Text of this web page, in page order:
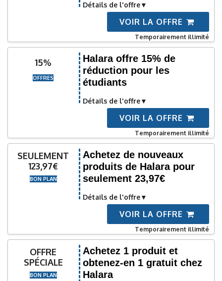
Détails de l'offre
VOIR LA OFFRE
Temporairement illimité
15%
OFFRES
Halara offre 15% de
réduction pour les
étudiants
Détails de l'offre
VOIR LA OFFRE
Temporairement illimité
SEULEMENT
123,97€
BON PLAN
Achetez de nouveaux
produits de Halara pour
seulement 23,97€
Détails de l'offre
VOIR LA OFFRE
Temporairement illimité
OFFRE
SPÉCIALE
BON PLAN
Achetez 1 produit et
obtenez-en 1 gratuit chez
Halara